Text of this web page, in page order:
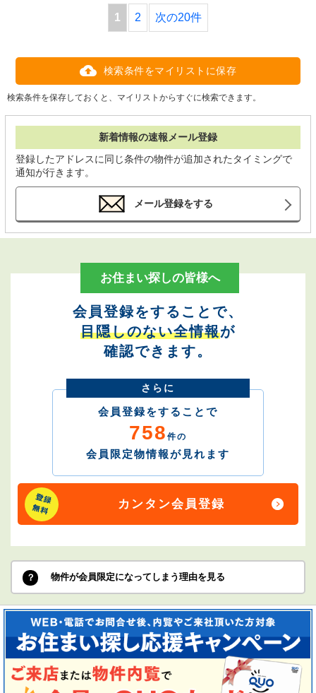
1 2 次の20件
検索条件をマイリストに保存
検索条件を保存しておくと、マイリストからすぐに検索できます。
新着情報の速報メール登録
登録したアドレスに同じ条件の物件が追加されたタイミングで
通知が行きます。
メール登録をする
お住まい探しの皆様へ
会員登録をすることで、
目隠しのない全情報が
確認できます。
さらに
会員登録をすることで
758 件の
会員限定物情報が見れます
カンタン会員登録
物件が会員限定になってしまう理由を見る